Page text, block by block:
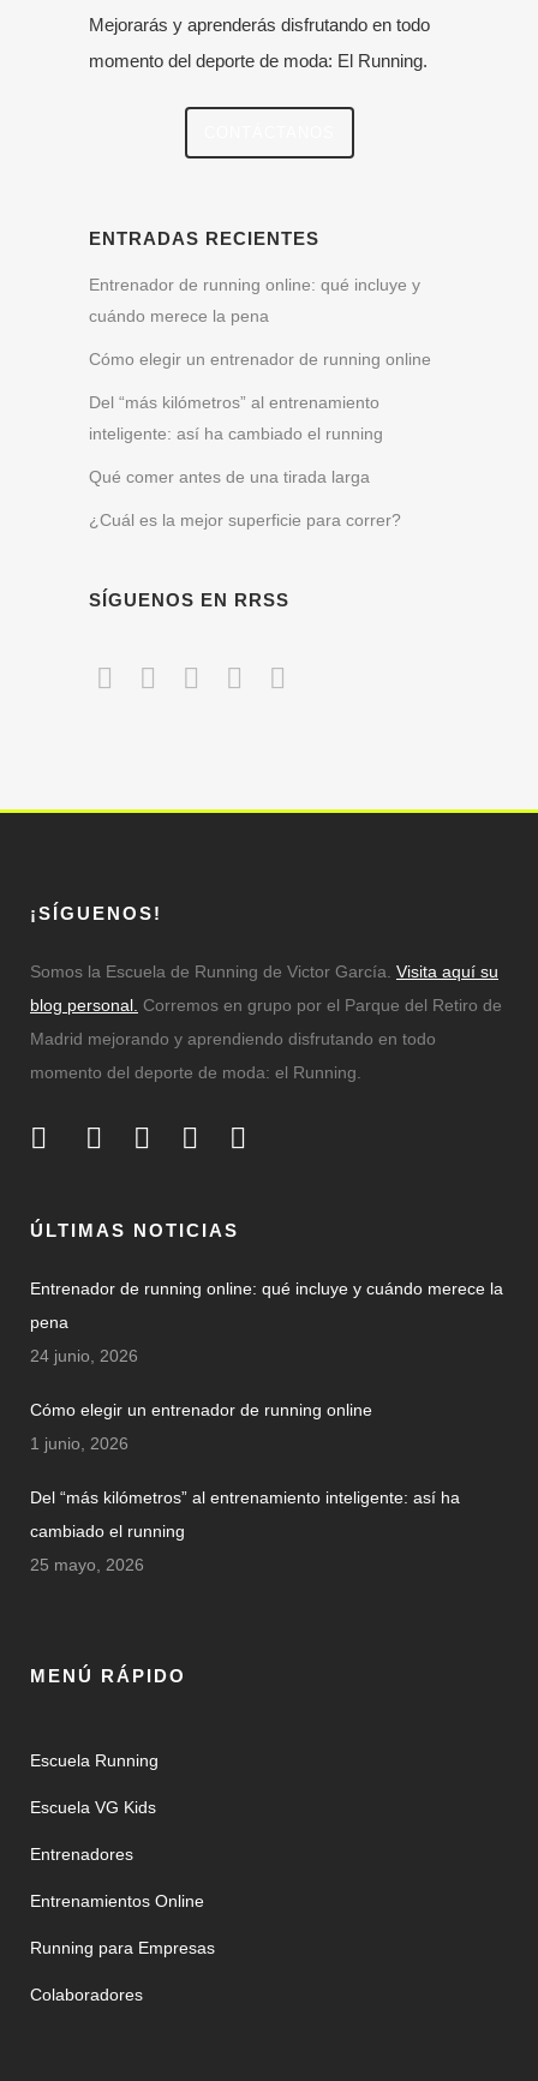
Mejorarás y aprenderás disfrutando en todo
momento del deporte de moda: El Running.
ENTRADAS RECIENTES
Entrenador de running online: qué incluye y
cuándo merece la pena
Cómo elegir un entrenador de running online
Del “más kilómetros” al entrenamiento
inteligente: así ha cambiado el running
Qué comer antes de una tirada larga
¿Cuál es la mejor superficie para correr?
SÍGUENOS EN RRSS
¡SÍGUENOS!
Somos la Escuela de Running de Victor García. Visita aquí su
blog personal. Corremos en grupo por el Parque del Retiro de
Madrid mejorando y aprendiendo disfrutando en todo
momento del deporte de moda: el Running.
ÚLTIMAS NOTICIAS
Entrenador de running online: qué incluye y cuándo merece la
pena
24 junio, 2026
Cómo elegir un entrenador de running online
1 junio, 2026
Del “más kilómetros” al entrenamiento inteligente: así ha
cambiado el running
25 mayo, 2026
MENÚ RÁPIDO
Escuela Running
Escuela VG Kids
Entrenadores
Entrenamientos Online
Running para Empresas
Colaboradores